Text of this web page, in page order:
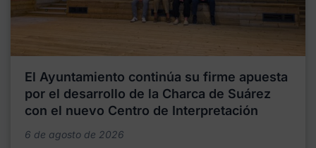
El Ayuntamiento continúa su firme apuesta
por el desarrollo de la Charca de Suárez
con el nuevo Centro de Interpretación
6 de agosto de 2026